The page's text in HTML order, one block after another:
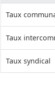
Taux
Taux
Taux syndical